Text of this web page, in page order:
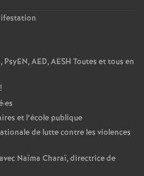
a
l
e
s
AED, AESH Toutes et tous en
!
·es
et l’école publique
de lutte contre les violences
Naïma Charaï, directrice de